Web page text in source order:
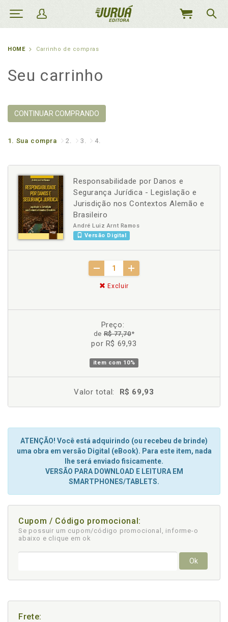
MEU
HOME Carrinho de compras
Seu carrinho
CONTINUAR COMPRANDO
1. Sua compra 2. 3. 4.
Responsabilidade por Danos e
Segurança Jurídica - Legislação e
Jurisdição nos Contextos Alemão e
Brasileiro
André Luiz Arnt Ramos
Versão Digital
Excluir
Preço:
deR$ 77,70*
por R$ 69,93
item com 10%
Valor total: R$ 69,93
ATENÇÃO! Você está adquirindo (ou recebeu de brinde)
uma obra em versão Digital (eBook). Para este item, nada
lhe será enviado fisicamente.
VERSÃO PARA DOWNLOAD E LEITURA EM
SMARTPHONES/TABLETS.
Cupom / Código promocional:
Se possuir um cupom/código promocional, informe-o
abaixo e clique em ok
Ok
Frete: